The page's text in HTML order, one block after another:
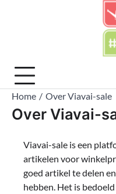
Home Over Viavai-sale
Over Viavai-
Viavai-sale is een
artikelen voor
​​goed artikel te delen
hebben. Het is